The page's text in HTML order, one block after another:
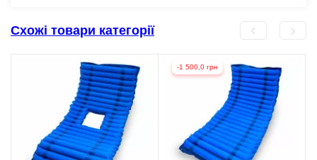
Схожі товари категорії
-1 500,0 грн